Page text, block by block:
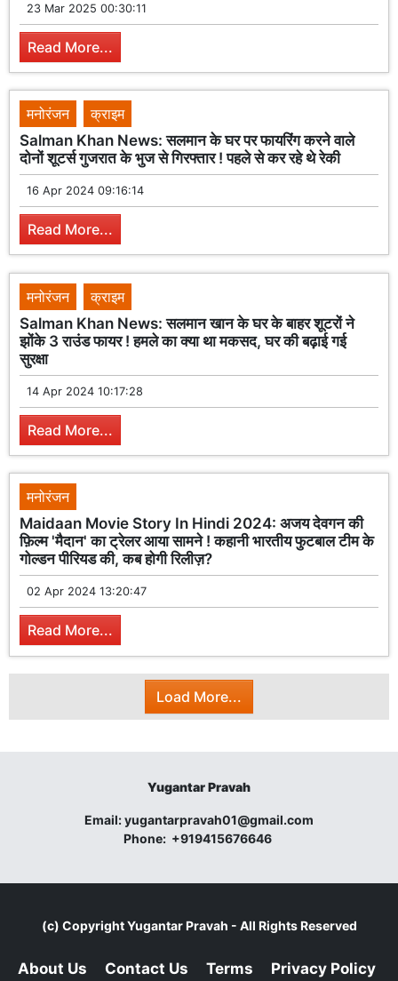
23 Mar 2025 00:30:11
Read More...
मनोरंजन
क्राइम
Salman Khan News: सलमान के घर पर फायरिंग करने वाले
दोनों शूटर्स गुजरात के भुज से गिरफ्तार ! पहले से कर रहे थे रेकी
16 Apr 2024 09:16:14
Read More...
मनोरंजन
क्राइम
Salman Khan News: सलमान खान के घर के बाहर शूटरों ने
झोंके 3 राउंड फायर ! हमले का क्या था मकसद, घर की बढ़ाई गई
सुरक्षा
14 Apr 2024 10:17:28
Read More...
मनोरंजन
Maidaan Movie Story In Hindi 2024: अजय देवगन की
फ़िल्म 'मैदान' का ट्रेलर आया सामने ! कहानी भारतीय फुटबाल टीम के
गोल्डन पीरियड की, कब होगी रिलीज़?
02 Apr 2024 13:20:47
Read More...
Load More...
Yugantar Pravah
Email:yugantarpravah01@gmail.com
Phone: +919415676646
(c) CopyrightYugantar Pravah - All Rights Reserved
About Us Contact Us Terms Privacy Policy